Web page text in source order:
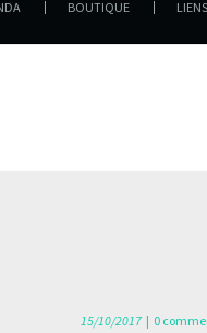
BOUTIQUE LIENS
15/10/2017 | 0